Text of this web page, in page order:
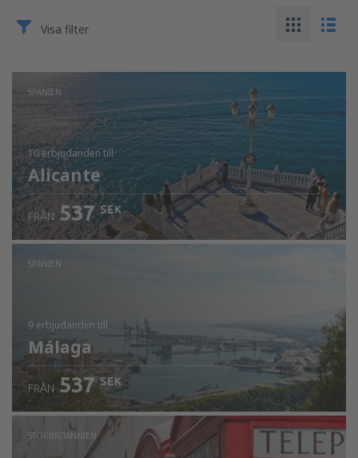
Visa filter
SPANIEN
10 erbjudanden till
Alicante
FRÅN 537 SEK
SPANIEN
9 erbjudanden till
Málaga
FRÅN 537 SEK
STORBRITANNIEN